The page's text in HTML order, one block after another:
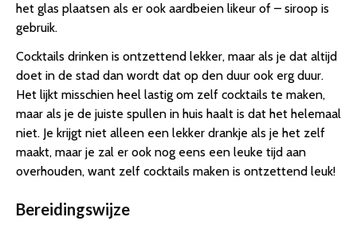
het glas plaatsen als er ook aardbeien likeur of – siroop is
gebruik.
Cocktails drinken is ontzettend lekker, maar als je dat altijd
doet in de stad dan wordt dat op den duur ook erg duur.
Het lijkt misschien heel lastig om zelf cocktails te maken,
maar als je de juiste spullen in huis haalt is dat het helemaal
niet. Je krijgt niet alleen een lekker drankje als je het zelf
maakt, maar je zal er ook nog eens een leuke tijd aan
overhouden, want zelf cocktails maken is ontzettend leuk!
Bereidingswijze